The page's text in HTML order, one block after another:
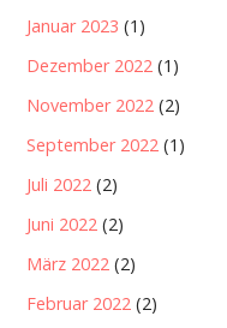
Januar 2023 (1)
Dezember 2022 (1)
November 2022 (2)
September 2022 (1)
Juli 2022 (2)
Juni 2022 (2)
März 2022 (2)
Februar 2022 (2)